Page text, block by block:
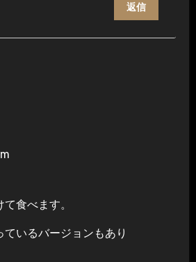
返信
食べます。
いるバージョンもあり